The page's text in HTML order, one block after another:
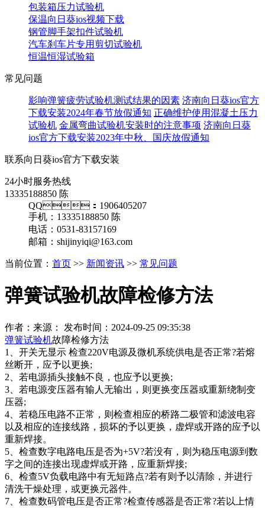
包装箱压力试验机
保温向日葵ios视频下载
钢管脚手架扣件试验机
汽车刹车片专用剪切试验机
恒温恒湿试验箱
常见问题
影响弹簧疲劳试验机测试结果的因素 济南向日葵ios官方
下载安装2024年春节放假通知 正确维护使用混凝土压力
试验机 金属弯曲试验机安装时的注意事项 济南向日葵
ios官方下载安装2023年中秋、国庆放假通知
联系向日葵ios官方下载安装
24小时服务热线
13335188850 陈
QQ：1906405207
手机：13335188850 陈
电话：0531-83157169
邮箱：shijinyiqi@163.com
当前位置： 首页 >> 新闻资讯 >> 常见问题
弹簧试验机故障检修方法
作者：来源： 发布时间：2024-09-25 09:35:38
弹簧试验机故障检修方法
1、开关无显示 检查220V电源及微机系统供电是否正常?若熔
丝断开，应予以更换;
2、若电源插头接触不良，也应予以更换;
3、若电源变压器有输人无输出，则更换变压器或重新绕制变
压器;
4、若稳压电路不正常，则检查相应的桥路二极管和滤波电容
以及相应的连接线路，损坏的予以更换，虚焊或开路的应予以
重新焊接。
5、检查数字电路电压是否为+5V?若没有，则为稳压电源到数
字之间的连接出现虚焊或开路，应重新焊接;
6、检查5V负载电路中有无短路点?若有则予以清除，并进行
清洗干燥处理，或更换元器件。
7、检查数码管电压是否正常?检查传感器是否正常?若以上情